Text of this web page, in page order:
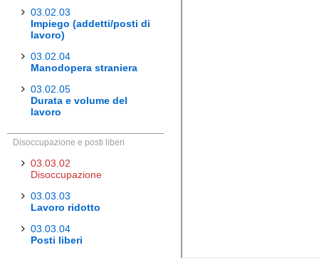
03.02.03
Impiego (addetti/posti di
lavoro)
03.02.04
Manodopera straniera
03.02.05
Durata e volume del
lavoro
Disoccupazione e posti liberi
03.03.02
Disoccupazione
03.03.03
Lavoro ridotto
03.03.04
Posti liberi